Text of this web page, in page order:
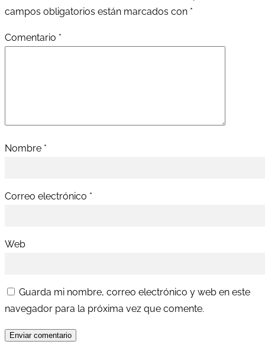
campos obligatorios están marcados con *
Comentario *
Nombre *
Correo electrónico *
Web
Guarda mi nombre, correo electrónico y web en este
navegador para la próxima vez que comente.
Enviar comentario